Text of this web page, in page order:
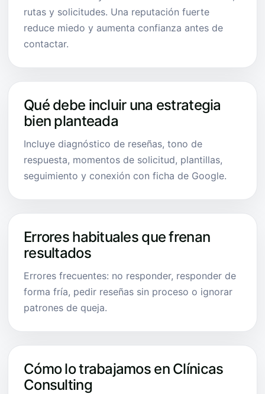
rutas y solicitudes. Una reputación fuerte
reduce miedo y aumenta confianza antes de
contactar.
Qué debe incluir una estrategia
bien planteada
Incluye diagnóstico de reseñas, tono de
respuesta, momentos de solicitud, plantillas,
seguimiento y conexión con ficha de Google.
Errores habituales que frenan
resultados
Errores frecuentes: no responder, responder de
forma fría, pedir reseñas sin proceso o ignorar
patrones de queja.
Cómo lo trabajamos en Clínicas
Consulting